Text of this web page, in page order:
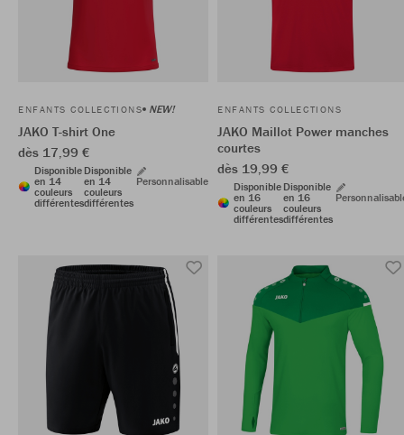
ENFANTS COLLECTIONS NEW!
JAKO T-shirt One
dès 17,99 €
Disponible
en 14
couleurs
différentes
Disponible
en 14
couleurs
différentes
Personnalisable
ENFANTS COLLECTIONS
JAKO Maillot Power manches
courtes
dès 19,99 €
Disponible
en 16
couleurs
différentes
Disponible
en 16
couleurs
différentes